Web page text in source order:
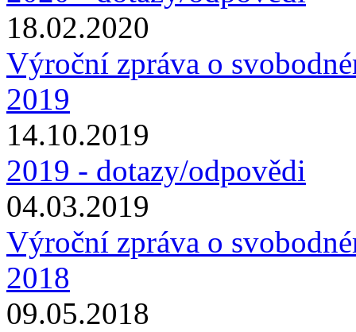
18.02.2020
Výroční zpráva o
2019
14.10.2019
2019 - dotazy/odpovědi
04.03.2019
Výroční zpráva o
2018
09.05.2018